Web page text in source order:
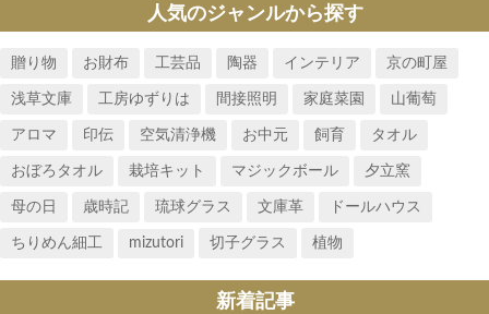
人気のジャンルから探す
贈り物 お財布 工芸品 陶器 インテリア 京の町屋
浅草文庫 工房ゆずりは 間接照明 家庭菜園 山葡萄
アロマ 印伝 空気清浄機 お中元 飼育 タオル
おぼろタオル 栽培キット マジックボール 夕立窯
母の日 歳時記 琉球グラス 文庫革 ドールハウス
ちりめん細工 mizutori 切子グラス 植物
新着記事